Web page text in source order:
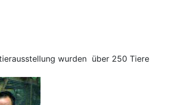
wurden über 250 Tiere